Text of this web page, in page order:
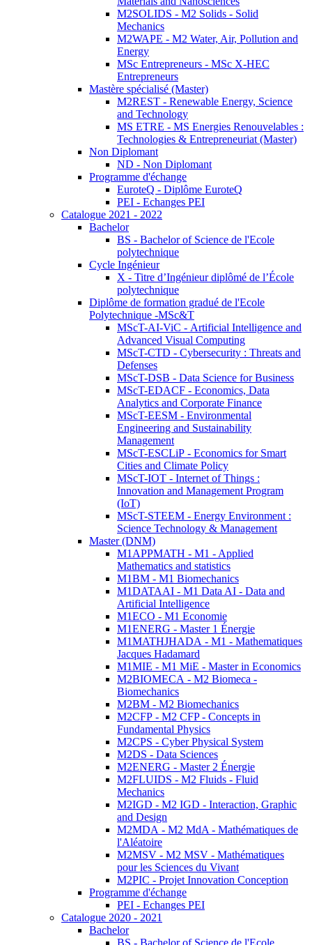
M2SOLIDS - M2 Solids - Solid
Mechanics
M2WAPE - M2 Water, Air, Pollution and
Energy
MSc Entrepreneurs - MSc X-HEC
Entrepreneurs
Mastère spécialisé (Master)
M2REST - Renewable Energy, Science
and Technology
MS ETRE - MS Energies Renouvelables :
Technologies & Entrepreneuriat (Master)
Non Diplomant
ND - Non Diplomant
Programme d'échange
EuroteQ - Diplôme EuroteQ
PEI - Echanges PEI
Catalogue 2021 - 2022
Bachelor
BS - Bachelor of Science de l'Ecole
polytechnique
Cycle Ingénieur
X - Titre d’Ingénieur diplômé de l’École
polytechnique
Diplôme de formation gradué de l'Ecole
Polytechnique -MSc&T
MScT-AI-ViC - Artificial Intelligence and
Advanced Visual Computing
MScT-CTD - Cybersecurity : Threats and
Defenses
MScT-DSB - Data Science for Business
MScT-EDACF - Economics, Data
Analytics and Corporate Finance
MScT-EESM - Environmental
Engineering and Sustainability
Management
MScT-ESCLiP - Economics for Smart
Cities and Climate Policy
MScT-IOT - Internet of Things :
Innovation and Management Program
(IoT)
MScT-STEEM - Energy Environment :
Science Technology & Management
Master (DNM)
M1APPMATH - M1 - Applied
Mathematics and statistics
M1BM - M1 Biomechanics
M1DATAAI - M1 Data AI - Data and
Artificial Intelligence
M1ECO - M1 Economie
M1ENERG - Master 1 Énergie
M1MATHJHADA - M1 - Mathematiques
Jacques Hadamard
M1MIE - M1 MiE - Master in Economics
M2BIOMECA - M2 Biomeca -
Biomechanics
M2BM - M2 Biomechanics
M2CFP - M2 CFP - Concepts in
Fundamental Physics
M2CPS - Cyber Physical System
M2DS - Data Sciences
M2ENERG - Master 2 Énergie
M2FLUIDS - M2 Fluids - Fluid
Mechanics
M2IGD - M2 IGD - Interaction, Graphic
and Design
M2MDA - M2 MdA - Mathématiques de
l'Aléatoire
M2MSV - M2 MSV - Mathématiques
pour les Sciences du Vivant
M2PIC - Projet Innovation Conception
Programme d'échange
PEI - Echanges PEI
Catalogue 2020 - 2021
Bachelor
BS - Bachelor of Science de l'Ecole